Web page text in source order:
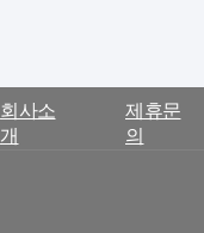
회사소
개
제휴문
의